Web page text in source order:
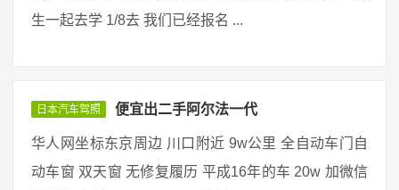
生一起去学 1/8去 我们已经报名 ...
日本汽车驾照 便宜出二手阿尔法一代
华人网坐标东京周边 川口附近 9w公里 全自动车门自
动车窗 双天窗 无修复履历 平成16年的车 20w 加微信